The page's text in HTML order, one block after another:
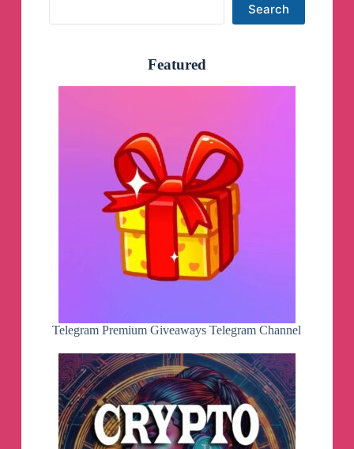
Search
Featured
Telegram Premium Giveaways Telegram Channel